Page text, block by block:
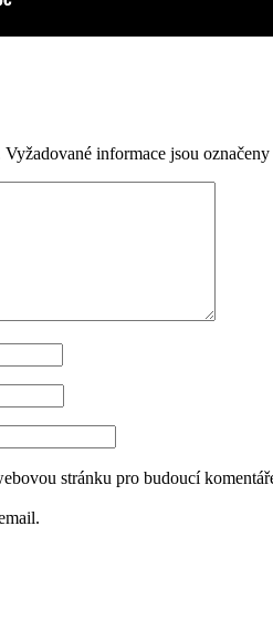
Vyžadované informace jsou označeny
stránku pro budoucí